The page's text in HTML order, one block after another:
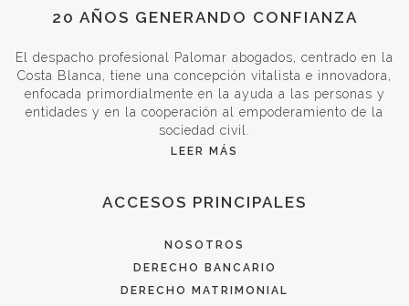
20 AÑOS GENERANDO CONFIANZA
El despacho profesional Palomar abogados, centrado en la
Costa Blanca, tiene una concepción vitalista e innovadora,
enfocada primordialmente en la ayuda a las personas y
entidades y en la cooperación al empoderamiento de la
sociedad civil.
LEER MÁS
ACCESOS PRINCIPALES
NOSOTROS
DERECHO BANCARIO
DERECHO MATRIMONIAL